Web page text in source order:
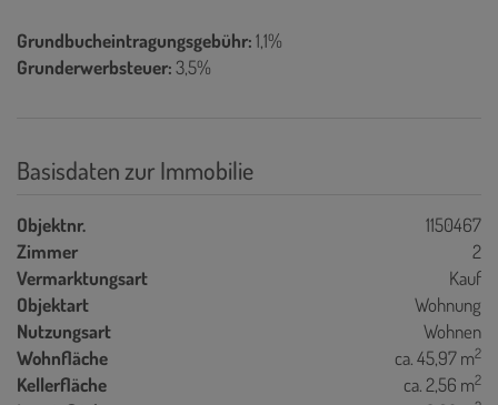
Grundbucheintragungsgebühr:1,1%
Grunderwerbsteuer:3,5%
Basisdaten zur Immobilie
Objektnr.
1150467
Zimmer
2
Vermarktungsart
Kauf
Objektart
Wohnung
Nutzungsart
Wohnen
Wohnfläche
ca. 45,97 m2
Kellerfläche ca. 2,56 m2